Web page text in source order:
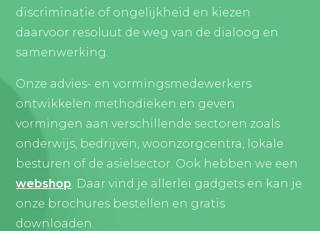
discriminatie of ongelijkheid en kiezen
daarvoor resoluut de weg van de dialoog en
samenwerking.
Onze advies- en vormingsmedewerkers
ontwikkelen methodieken en geven
vormingen aan verschillende sectoren zoals
onderwijs, bedrijven, woonzorgcentra, lokale
besturen of de asielsector. Ook hebben we een
webshop. Daar vind je allerlei gadgets en kan je
onze brochures bestellen en gratis
downloaden.